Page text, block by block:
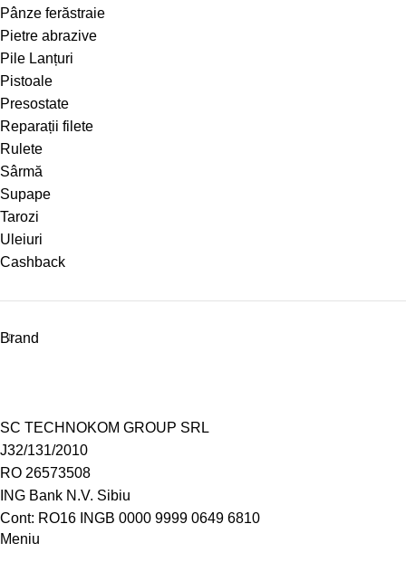
Pânze ferăstraie
Pietre abrazive
Pile Lanțuri
Pistoale
Presostate
Reparații filete
Rulete
Sârmă
Supape
Tarozi
Uleiuri
Cashback
Brand
SC TECHNOKOM GROUP SRL
J32/131/2010
RO 26573508
ING Bank N.V. Sibiu
Cont: RO16 INGB 0000 9999 0649 6810
Meniu